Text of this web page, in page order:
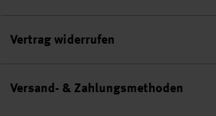
Vertrag widerrufen
Versand- & Zahlungsmethoden